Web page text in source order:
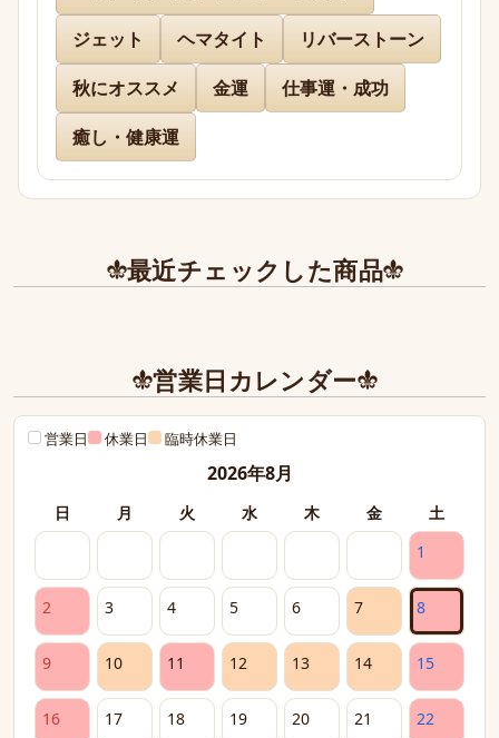
また、丁寧であたたかいお手紙やプレゼントまで同
封下さり有難うございました！感激致しました。
また今後とも利用させて頂きたく染み入りました。
本当にありがとうございました。
ジェット
ヘマタイト
リバーストーン
秋にオススメ
金運
仕事運・成功
癒し・健康運
最近チェックした商品
営業日カレンダー
営業日 休業日 臨時休業日
2026年8月
日 月 火 水 木 金
土
1
2 3 4 5 6 7 8
9 10 11 12 13 14 15
16 17 18 19 20 21 22